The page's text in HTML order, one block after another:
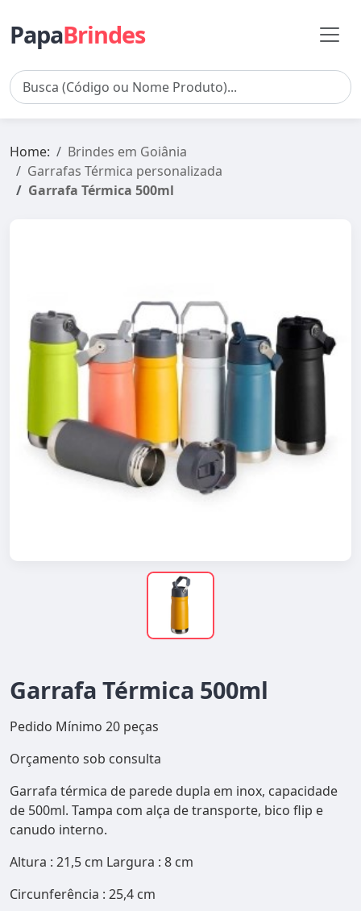
PapaBrindes
Home:
Brindes em Goiânia
Garrafas Térmica personalizada
Garrafa Térmica 500ml
Garrafa Térmica 500ml
Pedido Mínimo 20 peças
Orçamento sob consulta
Garrafa térmica de parede dupla em inox, capacidade
de 500ml. Tampa com alça de transporte, bico flip e
canudo interno.
Altura : 21,5 cm Largura : 8 cm
Circunferência : 25,4 cm